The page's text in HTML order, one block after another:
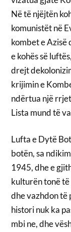
Në të njëjtën
komunistët në
kombet e
e kohës së
drejt
krijimin e
ndërtua një
Lista mund të
Lufta e Dytë
botën, sa
1945, dhe e
kulturën tonë
dhe vazhdon të
histori nuk ka
mbi ne, dhe